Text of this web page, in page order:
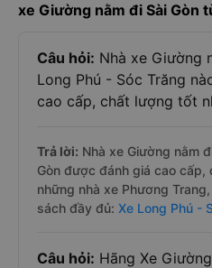
xe Giường nằm đi Sài Gòn
Câu hỏi: Nhà xe Giường
Long Phú - Sóc Trăng
cao cấp, chất lượng tốt
Trả lời: Nhà xe Giường nằm
Gòn được đánh giá cao cấp,
những nhà xe Phương
sách đầy đủ: Xe Long Phú -
Câu hỏi: Hãng Xe